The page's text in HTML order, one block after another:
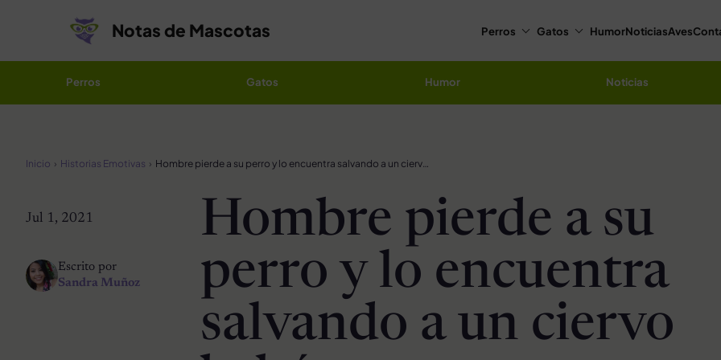
Notas de Mascotas Perros Gatos HumorNoticiasAves
Perros Gatos Humor Noticias
Inicio Historias Emotivas Hombre pierde a su perro y lo encuentra salvando a un ciervo bebé
Jul 1, 2021
Escrito por
Sandra Muñoz
Hombre pierde a su
perro y lo encuentra
salvando a un ciervo